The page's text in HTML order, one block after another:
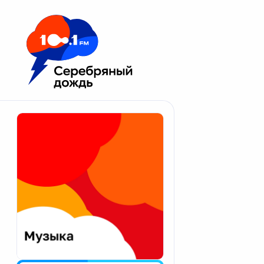
Москва 100.1 FM
Апатиты
Екатеринбург
Калининград
Калуга